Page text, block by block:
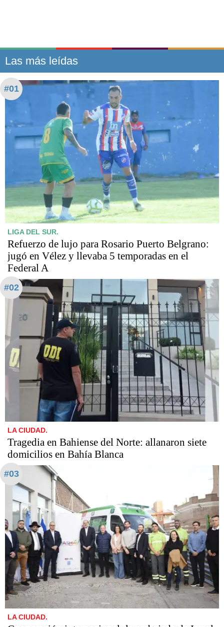
Las más leídas
#01
LIGA DEL SUR.
Refuerzo de lujo para Rosario Puerto Belgrano:
jugó en Vélez y llevaba 5 temporadas en el
Federal A
#02
LA CIUDAD.
Tragedia en Bahiense del Norte: allanaron siete
domicilios en Bahía Blanca
#03
LA CIUDAD.